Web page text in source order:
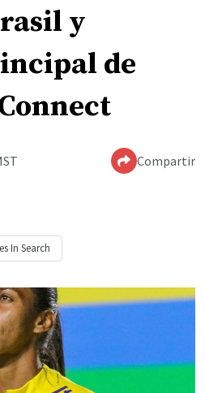
y
de
Compartir
In Search